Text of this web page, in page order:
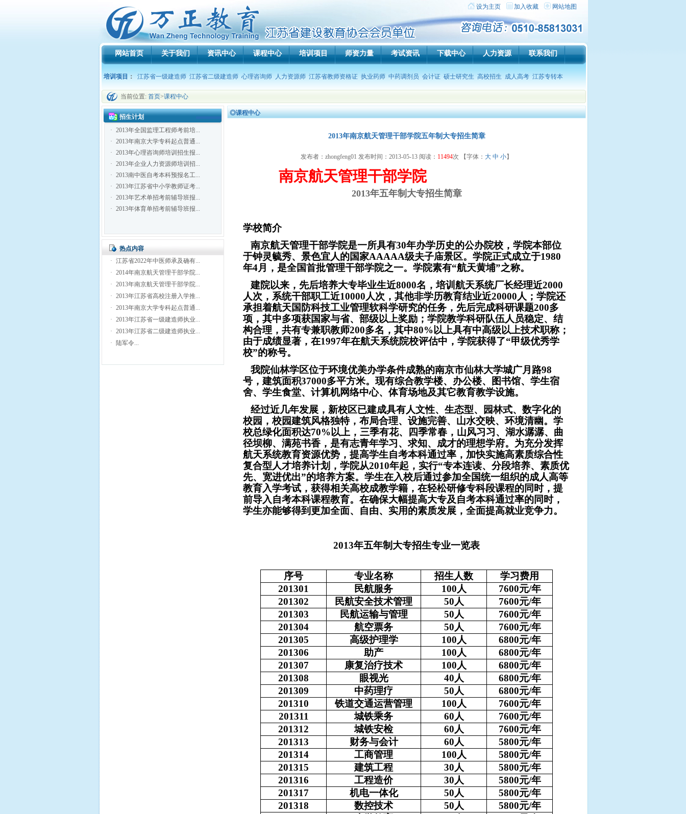
设为主页 加入收藏 网站地图
网站首页 关于我们 资讯中心 课程中心 培训项目 师资力量 考试资讯 下载中心 人力资源 联系我们
培训项目 ： 江苏省一级建造师 江苏省二级建造师 心理咨询师 人力资源师 江苏省教师资格证 执业药师 中药调剂员 会计证 硕士研究生 高校招生 成人高考 江苏专转本
当前位置: 首页>课程中心
招生计划
· 2013年全国监理工程师考前培...
· 2013年南京大学专科起点普通...
· 2013年心理咨询师培训招生报...
· 2013年企业人力资源师培训招...
· 2013南中医自考本科预报名工...
· 2013年江苏省中小学教师证考...
· 2013年艺术单招考前辅导班报...
· 2013年体育单招考前辅导班报...
热点内容
· 江苏省2022年中医师承及确有...
· 2014年南京航天管理干部学院...
· 2013年南京航天管理干部学院...
· 2013年江苏省高校注册入学推...
· 2013年南京大学专科起点普通...
· 2013年江苏省一级建造师执业...
· 2013年江苏省二级建造师执业...
·
陆军令...
◎课程中心
2013年南京航天管理干部学院五年制大专招生简章
发布者：zhongfeng01 发布时间：2013-05-13 阅读： 11494次 【字体： 大 中 小】
南京航天管理干部学院
2013年五年制大专招生简章
学校简介
南京航天管理干部学院是一所具有30年办学历史的公办院校，学院本部位
于钟灵毓秀、景色宜人的国家AAAAA级夫子庙景区。学院正式成立于1980
年4月，是全国首批管理干部学院之一。 学院素有“航天黄埔”之称。
建院以来，先后培养大专毕业生近8000名，培训航天系统厂长经理近2000
人次，系统干部职工近10000人次，其他非学历教育结业近20000人；学院还
承担着航天国防科技工业管理软科学研究的任务，先后完成科研课题200多
项，其中多项获国家与省、部级以上奖励；学院教学科研队伍人员稳定、结
构合理，共有专兼职教师200多名，其中80%以上具有中高级以上技术职称；
由于成绩显著，在1997年在航天系统院校评估中，学院获得了“甲级优秀学
校”的称号。
我院仙林学区位于环境优美办学条件成熟的南京市仙林大学城广月路98
号，建筑面积37000多平方米。现有综合教学楼、办公楼、图书馆、学生宿
舍、学生食堂、计算机网络中心、体育场地及其它教育教学设施。
经过近几年发展，新校区已建成具有人文性、生态型、园林式、数字化的
校园，校园建筑风格独特，布局合理、设施完善、山水交映、环境清幽。学
校总绿化面积达70%以上，三季有花、四季常春，山风习习、湖水潺潺、曲
径坝柳、满苑书香，是有志青年学习、求知、成才的理想学府。 为充分发挥
航天系统教育资源优势，提高学生自考本科通过率，加快实施高素质综合性
复合型人才培养计划，学院从2010年起，实行“专本连读、分段培养、素质优
先、宽进优出”的培养方案。学生在入校后通过参加全国统一组织的成人高等
教育入学考试，获得相关高校成教学籍，在轻松研修专科段课程的同时，提
前导入自考本科课程教育。在确保大幅提高大专及自考本科通过率的同时，
学生亦能够得到更加全面、自由、实用的素质发展，全面提高就业竞争力。
2013年五年制大专招生专业一览表
序号 专业名称 招生人数
学习费用
201301
民航服务 100人 7600元/年
201302
民航安全技术管理 50人 7600元/年
201303
民航运输与管理 50人 7600元/年
201304
航空票务 50人 7600元/年
201305
高级护理学 100人 6800元/年
201306
助产 100人 6800元/年
201307
康复治疗技术 100人 6800元/年
201308
眼视光 40人 6800元/年
201309
中药理疗 50人 6800元/年
201310
铁道交通运营管理 100人 7600元/年
201311
城铁乘务 60人 7600元/年
201312
城铁安检 60人 7600元/年
201313
财务与会计 60人 5800元/年
201314
工商管理 100人 5800元/年
201315
建筑工程 30人 5800元/年
201316
工程造价 30人 5800元/年
201317
机电一体化 50人 5800元/年
201318
数控技术 50人 5800元/年